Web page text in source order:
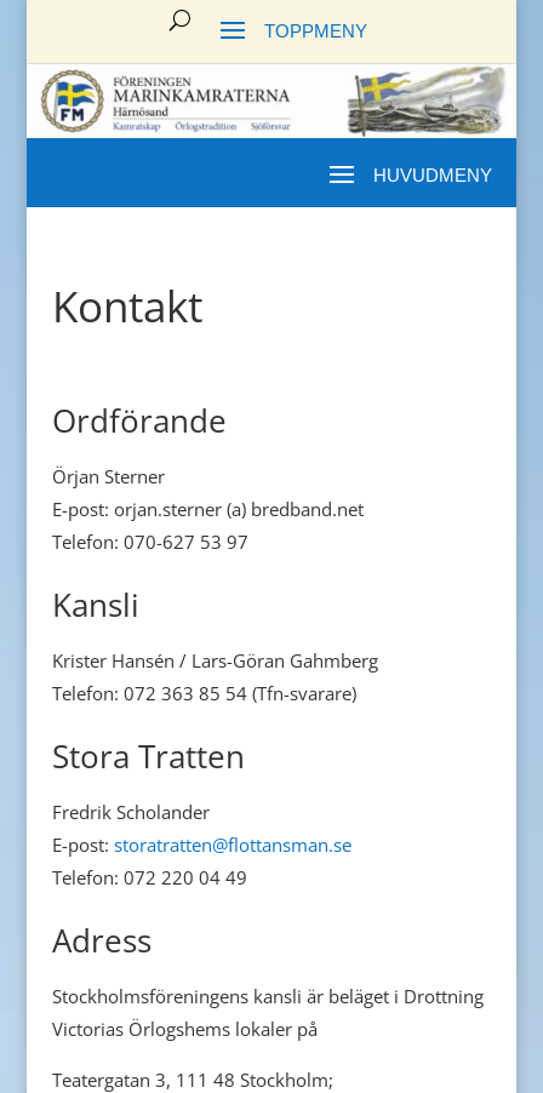
Kontakt
Ordförande
Örjan Sterner
E-post: orjan.sterner (a) bredband.net
Telefon: 070-627 53 97
Kansli
Krister Hansén / Lars-Göran Gahmberg
Telefon: 072 363 85 54 (Tfn-svarare)
Stora Tratten
Fredrik Scholander
E-post: storatratten@flottansman.se
Telefon: 072 220 04 49
Adress
Stockholmsföreningens kansli är beläget i Drottning
Victorias Örlogshems lokaler på
Teatergatan 3, 111 48 Stockholm;